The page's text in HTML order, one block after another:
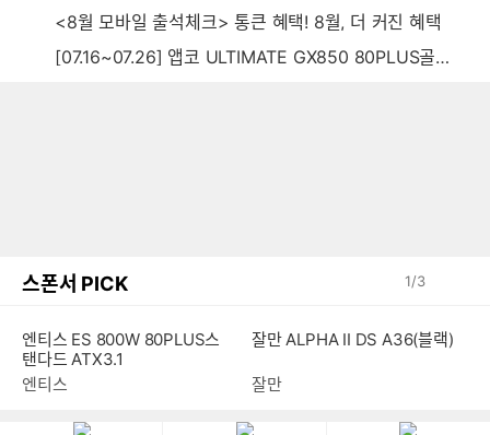
<8월 모바일 출석체크> 통큰 혜택! 8월, 더 커진 혜택
[07.16~07.26] 앱코 ULTIMATE GX850 80PLUS골드 풀모듈러 ATX3.0 블랙
스폰서 PICK 1/3
엔티스 ES 800W 80PLUS스
탠다드 ATX3.1
엔티스
잘만 ALPHA II DS A36(블랙)
잘만